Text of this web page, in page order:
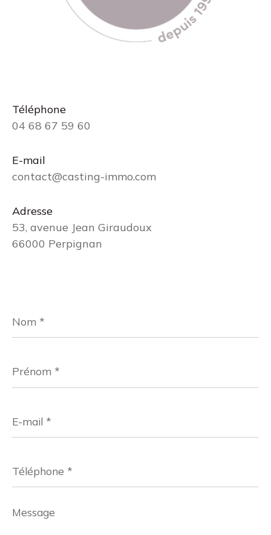
Téléphone
04 68 67 59 60
E-mail
contact@casting-immo.com
Adresse
53, avenue Jean Giraudoux
66000 Perpignan
*
*
mail
*
*
Message
*